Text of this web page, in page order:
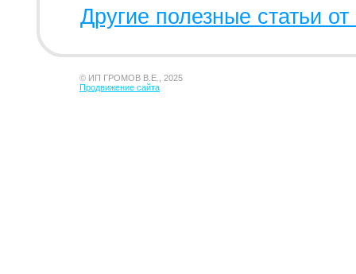
Другие полезные статьи
© ИП ГРОМОВ В.Е., 2025
Продвижение сайта